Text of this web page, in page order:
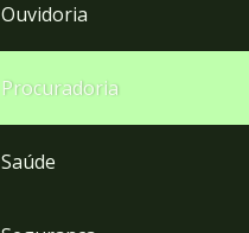
Ouvidoria
Procuradoria
Saúde